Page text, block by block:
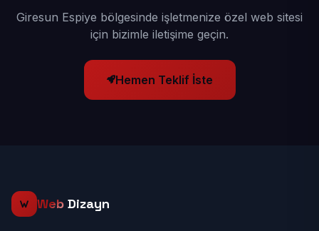
Giresun Espiye bölgesinde işletmenize özel web sitesi
için bizimle iletişime geçin.
Hemen Teklif İste
Web Dizayn